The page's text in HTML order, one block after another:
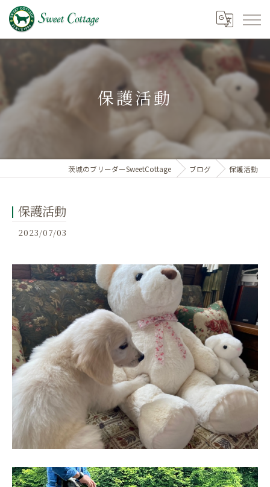
保護活動
茨城のブリーダーSweetCottage ブログ 保護活動
保護活動
2023/07/03